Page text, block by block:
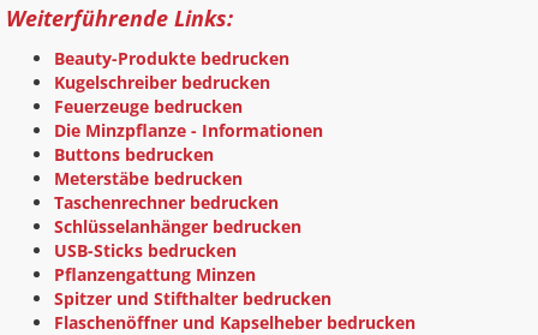
Weiterführende Links:
Beauty-Produkte bedrucken
Kugelschreiber bedrucken
Feuerzeuge bedrucken
Die Minzpflanze - Informationen
Buttons bedrucken
Meterstäbe bedrucken
Taschenrechner bedrucken
Schlüsselanhänger bedrucken
USB-Sticks bedrucken
Pflanzengattung Minzen
Spitzer und Stifthalter bedrucken
Flaschenöffner und Kapselheber bedrucken